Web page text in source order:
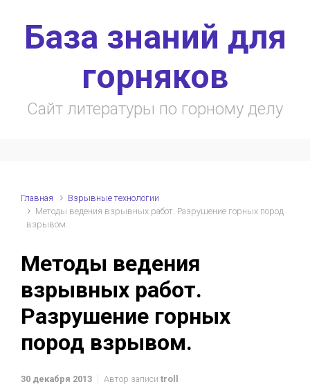
База знаний для
горняков
Сайт литературы по горному делу
Главная
Взрывные технологии
Методы ведения взрывных работ. Разрушение горных пород
взрывом.
Методы ведения
взрывных работ.
Разрушение горных
пород взрывом.
30 декабря 2013 Автор записи troll